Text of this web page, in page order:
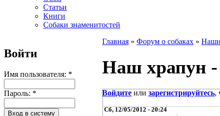
Статьи
Книги
Собаки знаменитостей
Войти
Имя пользователя: *
Пароль: *
Главная » Форум о собаках » Наши
Наш храпун -
Войдите или зарегистрируйтесь,
Сб, 12/05/2012 - 20:24